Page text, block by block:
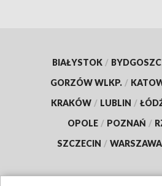
BIAŁYSTOK /
GORZÓW WLKP. /
KRAKÓW / LUBLIN /
OPOLE / POZNAŃ /
SZCZECIN / WARSZAWA